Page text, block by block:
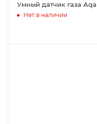
Умный датчик газа
Нет в наличии